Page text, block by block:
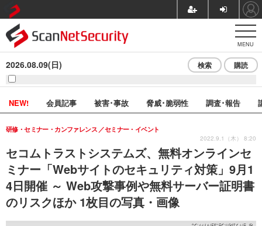
MENU
2026.08.09(日) 検索 購読
NEW! 会員記事 被害･事故 脅威･脆弱性 調査･報告
セコムトラストシステムズ、無料オンラインセ
ミナー「Webサイトのセキュリティ対策」9月1
4日開催 ～ Web攻撃事例や無料サーバー証明書
のリスクほか 1枚目の写真・画像
研修・セミナー・カンファレンス セミナー・イベント
2022.9.1（木） 8:20